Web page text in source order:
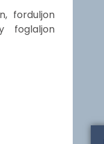
forduljon
foglaljon